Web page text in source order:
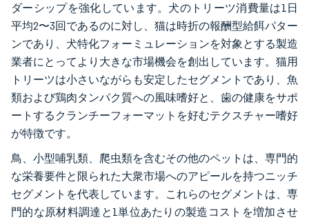
ダーシップを強化しています。犬のトリーツ消費量は1日
平均2〜3回であるのに対し、猫は時折の報酬型給餌パター
ンであり、犬特化フォーミュレーションを対象とする製造
業者にとってより大きな市場機会を創出しています。猫用
トリーツは小さいながらも安定したセグメントであり、魚
類および鶏肉タンパク質への風味嗜好と、歯の健康をサポ
ートするクランチーフォーマットを好むテクスチャー嗜好
が特徴です。
鳥、小型哺乳類、爬虫類を含むその他のペットは、専門的
な栄養要件と限られた大衆市場へのアピールを持つニッチ
セグメントを代表しています。これらのセグメントは、専
門的な原材料調達と1単位あたりの製造コストを増加させ